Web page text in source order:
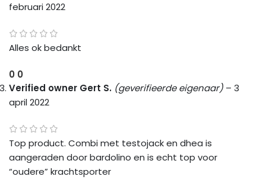
februari 2022
Alles ok bedankt
0 0
Verified owner Gert S. (geverifieerde eigenaar) – 3
april 2022
Top product. Combi met testojack en dhea is
aangeraden door bardolino en is echt top voor
“oudere” krachtsporter